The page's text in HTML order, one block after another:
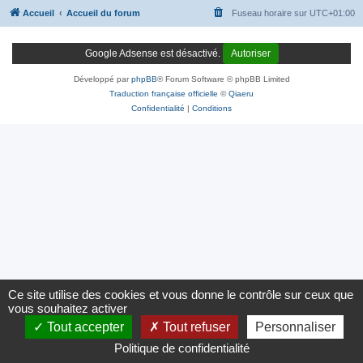
Accueil Accueil du forum Fuseau horaire sur UTC+01:00
Google Adsense est désactivé. Autoriser
Développé parphpBB® Forum Software © phpBB Limited
Traduction française officielle ©Qiaeru
Confidentialité | Conditions
Ce site utilise des cookies et vous donne le contrôle sur ceux que
vous souhaitez activer
Tout accepter
Tout refuser
Personnaliser
Politique de confidentialité